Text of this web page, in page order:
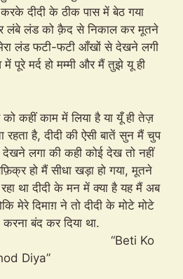
करके दीदी के ठीक पास में बेठ गया
लंबे लंड को क़ैद से निकाल कर मूतने
लंड फटी-फटी आँखों से देखने लगी
पूरे मर्द हो मम्मी और मैं तुझे यू ही
कहीं काम में लिया है या यूँ ही तेज़
रहता है, दीदी की ऐसी बातें सुन मैं चुप
लगा की कही कोई देख तो नहीं
हो मैं सीधा खड़ा हो गया, मूतने
था दीदी के मन में क्या है यह मैं अब
मेरे दिमाग़ ने तो दीदी के मोटे मोटे
करना बंद कर दिया था.
Ko
Diya”